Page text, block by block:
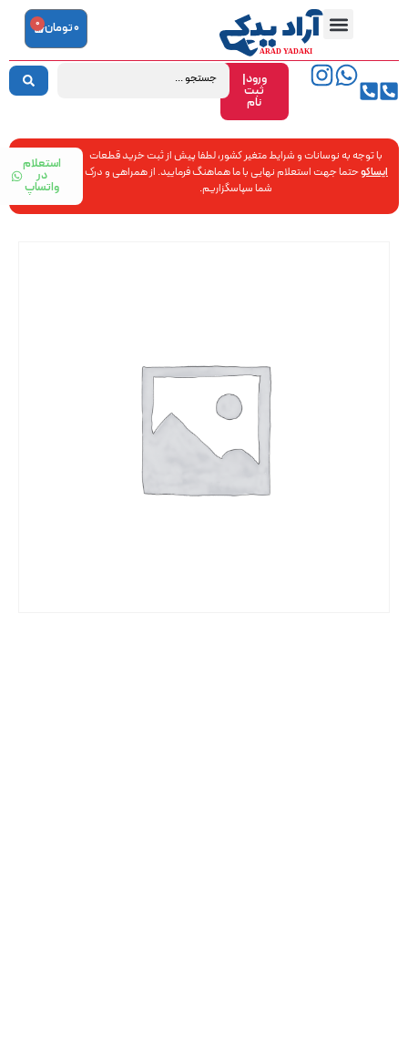
ورود|
ثبت
نام
0تومان 0
با توجه به نوسانات و شرایط متغیر کشور، لطفا پیش از ثبت خرید قطعات
ایساکوحتما جهت استعلام نهایی با ما هماهنگ فرمایید. از همراهی و درک
شما سپاسگزاریم.
استعلام
در
واتساپ